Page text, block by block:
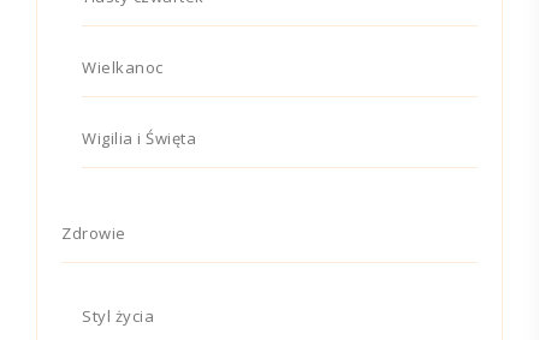
Wielkanoc
Wigilia i Święta
Zdrowie
Styl życia